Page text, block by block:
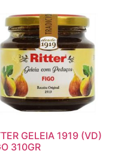
GELEIA 1919 (VD)
310GR